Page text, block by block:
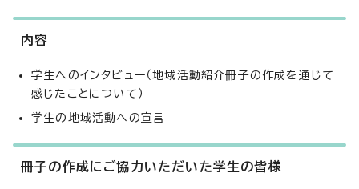
内容
学生へのインタビュー（地域活動紹介冊子の作成を通じて
感じたことについて）
学生の地域活動への宣言
冊子の作成にご協力いただいた学生の皆様